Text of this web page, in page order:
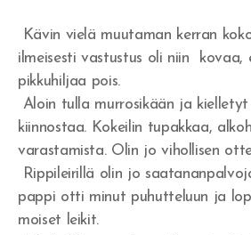
Kävin vielä muutaman kerran
ilmeisesti vastustus oli niin kovaa,
pikkuhiljaa pois.
Aloin tulla murrosikään ja
kiinnostaa. Kokeilin tupakkaa,
varastamista. Olin jo vihollisen
Rippileirillä olin jo
pappi otti minut puhutteluun ja
moiset leikit.
Jumalan armo
Israelin jäännös
Vakavasti Herran
Inhimillisyyden ansa
Voitto Hengessä